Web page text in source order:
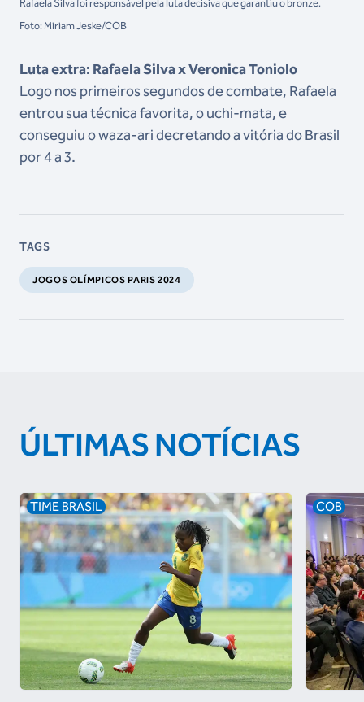
Rafaela Silva foi responsável pela luta decisiva que garantiu o bronze.
Foto: Miriam Jeske/COB
Luta extra: Rafaela Silva x Veronica Toniolo
Logo nos primeiros segundos de combate, Rafaela
entrou sua técnica favorita, o uchi-mata, e
conseguiu o waza-ari decretando a vitória do Brasil
por 4 a 3.
TAGS
JOGOS OLÍMPICOS PARIS 2024
ÚLTIMAS NOTÍCIAS
TIME BRASIL COB